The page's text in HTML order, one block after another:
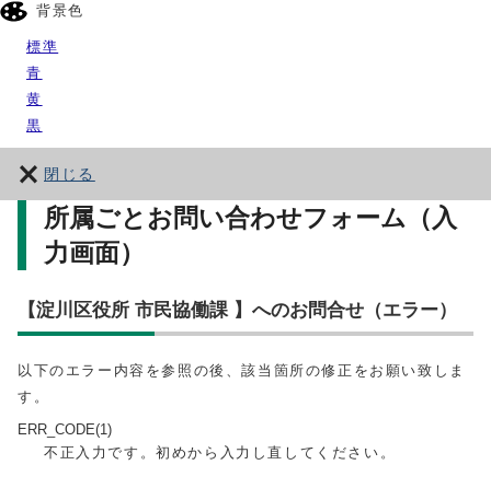
背景色
標準
青
黄
黒
閉じる
所属ごとお問い合わせフォーム（入
力画面）
【淀川区役所 市民協働課 】へのお問合せ（エラー）
以下のエラー内容を参照の後、該当箇所の修正をお願い致しま
す。
ERR_CODE(1)
不正入力です。初めから入力し直してください。